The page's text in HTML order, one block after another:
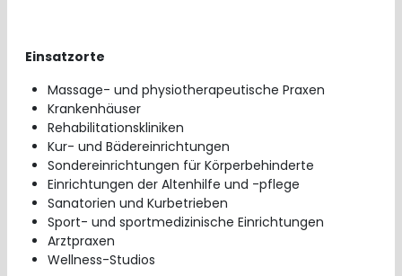
Einsatzorte
Massage- und physiotherapeutische Praxen
Krankenhäuser
Rehabilitationskliniken
Kur- und Bädereinrichtungen
Sondereinrichtungen für Körperbehinderte
Einrichtungen der Altenhilfe und -pflege
Sanatorien und Kurbetrieben
Sport- und sportmedizinische Einrichtungen
Arztpraxen
Wellness-Studios